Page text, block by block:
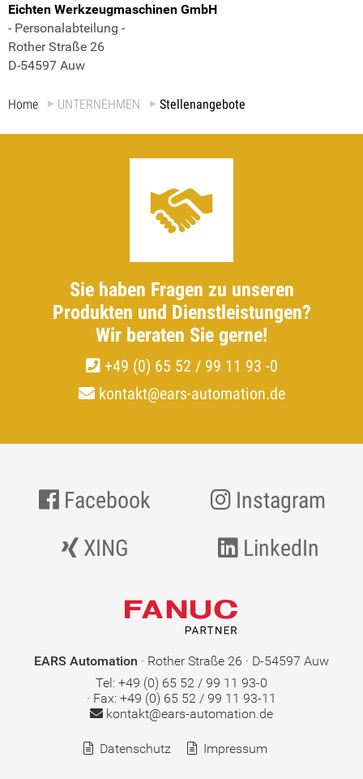
Eichten Werkzeugmaschinen GmbH
- Personalabteilung -
Rother Straße 26
D-54597 Auw
Home UNTERNEHMEN Stellenangebote
Sie haben Fragen zu unseren
Produkten und Dienstleistungen?
Wir beraten Sie gerne!
+49 (0) 65 52 / 99 11 93 -0
kontakt@ears-automation.de
Facebook
Instagram
XING
LinkedIn
EARS Automation · Rother Straße 26 · D-54597 Auw
Tel: +49 (0) 65 52 / 99 11 93-0
· Fax: +49 (0) 65 52 / 99 11 93-11
kontakt@ears-automation.de
Datenschutz Impressum